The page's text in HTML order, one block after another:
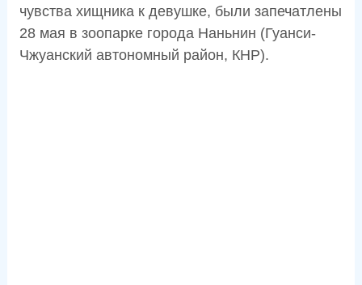
чувства хищника к девушке, были запечатлены
28 мая в зоопарке города Наньнин (Гуанси-
Чжуанский автономный район, КНР).